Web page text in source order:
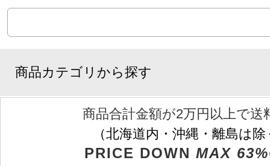
商品カテゴリから探す
商品合計金額が2万円以上で送
（北海道内・沖縄・離島は
PRICE DOWN MAX